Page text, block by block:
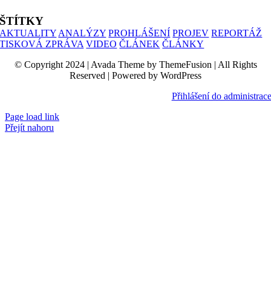
ŠTÍTKY
AKTUALITY ANALÝZY PROHLÁŠENÍ PROJEV REPORTÁŽ
TISKOVÁ ZPRÁVA VIDEO ČLÁNEK ČLÁNKY
© Copyright 2024 | Avada Theme by ThemeFusion | All Rights
Reserved | Powered by WordPress
Přihlášení do administrace
Page load link
Přejít nahoru